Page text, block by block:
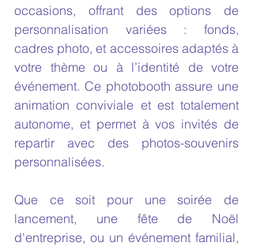
occasions, offrant des options de
personnalisation variées : fonds,
cadres photo, et accessoires adaptés à
votre thème ou à l’identité de votre
événement. Ce photobooth assure une
animation conviviale et est totalement
autonome, et permet à vos invités de
repartir avec des photos-souvenirs
personnalisées.
Que ce soit pour une soirée de
lancement, une fête de Noël
d'entreprise, ou un événement familial,